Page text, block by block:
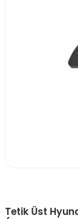
Tetik Üst